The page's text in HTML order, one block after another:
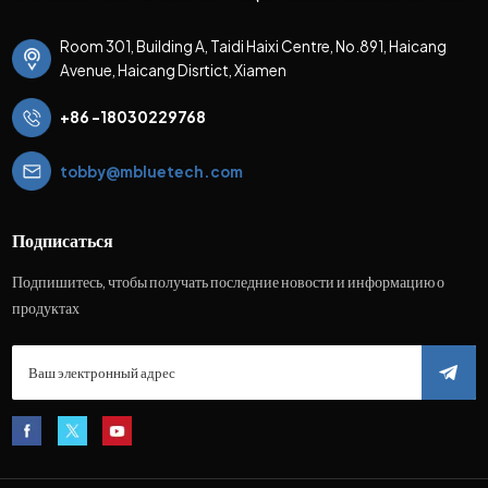
Room 301, Building A, Taidi Haixi Centre, No.891, Haicang
Avenue, Haicang Disrtict, Xiamen
+86 -18030229768
tobby@mbluetech.com
Подписаться
Подпишитесь, чтобы получать последние новости и информацию о
продуктах